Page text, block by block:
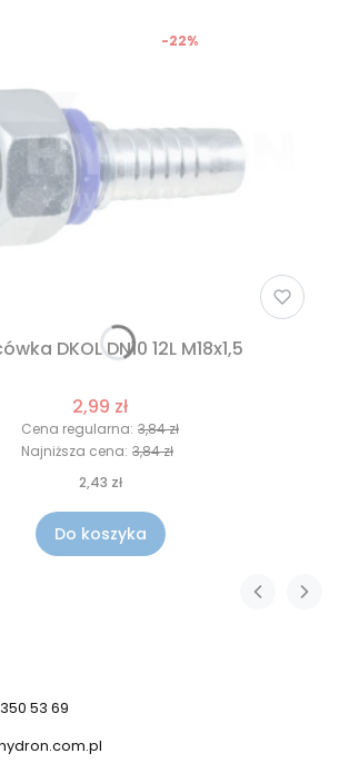
DKOL DN10 12L M18x1,5
2,99 zł
Cena regularna: 3,84 zł
-22%
Najniższa cena: 3,84 zł
2,43 zł
Do koszyka
53 69